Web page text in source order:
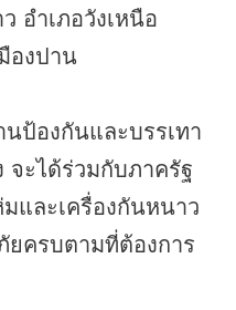
อำเภอวังเหนือ
องปาน
ป้องกันและบรรเทา
ะได้ร่วมกับภาครัฐ
และเครื่องกันหนาว
ครบตามที่ต้องการ